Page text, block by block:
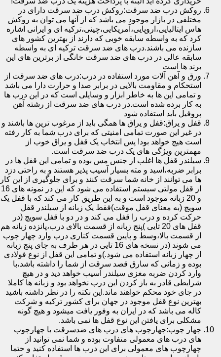
روکش درب ضد سرقت:روکش درب ضد سرقت دارای در
مختلفی در بازار موجود می باشد که از آنها می توان به روکش
هاس ایتالیایی،اروپایی،آمریکایی،چینی،ترکیه ای و ایرانی اشاره
کرد که به واسطه سابقه خوبی که دارند از بهترین کشور های
سازنده می باشند.درب های ضد سرقت ترکیه ای به واسطه
سابقه عالی در درب های ضد سرقت خانگی از برترین های این
برند ها است
ورق و آهن آلات مورد استفاده در درب:درب های ضد سرقت از
استحکام و مقاومت بالایی در برابر صدا و حرارت دارا می باشد
و تمامی این ها به خاطر ابزار و وسایلی است که در این درب ها
به کار برده شده است.در درب های ضد سرقت از رشته آهن
پروفیل باید استفاده شود
قفل و یراق:قفل و یراق ها همگی باید از مرغوب ترین ها باشند و
در غیر این صورت تمامی امنیتی که برای درب شما به کار رفته
است هیچ خواهد بود! پس انتخاب یک قفل و یراق خوب از
مهمترین ویژگی های یک درب ضد سرقت است.
سیلندر قفل ها اغلب از جنس مس بوده و تمامی این قفل ها در
برابر ضربه،اسید و مته بسیار آسیب پذیر هستند و به راحتی دزد
ها می توانند از خانه شما سرقت کنند و برای جلوگیری از این کار
از قفل مولتی سیستم استفاده می شود که این در نمونه های 16
و 20 زبانه موجود است و به این طریق کار می کند که با قفل یک
سویچ (به معنای قفل موقت)فقط یک زبانه از سیلندر قفل
حرکت کرده و درب را قفل می کند و در دو با قفل سویچ (در
قفل های 20 تایی )پنج زبانه از قسمت بالای درب،پانزده زبانه هم
از قسمت بالا،وسط و پایین قسمت کناری درب وارد چهار چوب
می شوند (در نسخه های 16 تایی در هر طرف به جای پنج زبانه
از چهار زبانه استفاده می شود.)و تمامی این قفل از نوع فولادی
بوده و زمانی که سارق قصد سرقت از شما را داشته باشد،با
وارد کردن ضربه مغزی سیلندر آسیب خواهد دید و در هیچ
شرایطی قادر به باز کردن این درب نخواهد بود و زبانه ها کاملا
در جای خود محکم خواهند ماند.این نکته را در نظر داشته باشید
بهترین نوع قفل موجود در جهان برای کشور ترکیه و شرکت
کاله می باشد که در ایران به وفور یافت میشود و هیچ گونه
مشکلی برای یافتن این نوع قفل ها نمی باشد.
چهار چوب:چهارچوب های درب های ضدسرقت با چهارچوب
های درب های معمولی متفاوت بوده و شما نمی توانید از
چهارچوب های معمولی برای این درب ها استفاده کنید و حتما